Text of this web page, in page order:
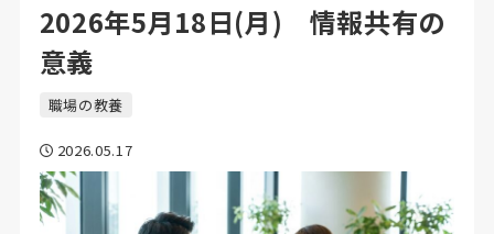
2026年5月18日(月) 情報共有の
意義
職場の教養
2026.05.17